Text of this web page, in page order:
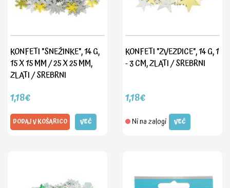
KONFETI "SNEŽINKE", 14 G,
15 X 15 MM / 25 X 25 MM,
ZLATI / SREBRNI
1,18€
DODAJ V KOŠARICO VEČ
KONFETI "ZVEZDICE", 14 G, 1
- 3 CM, ZLATI / SREBRNI
1,18€
Ni na zalogi VEČ